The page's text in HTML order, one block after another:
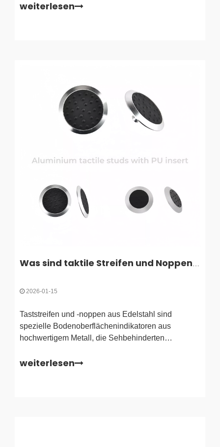
entwickelt. Da Ballungsräume immer dichter
weiterlesen
Was sind taktile Streifen und Noppen aus Edelstahl?
2026-01-15
Taststreifen und -noppen aus Edelstahl sind
spezielle Bodenoberflächenindikatoren aus
hochwertigem Metall, die Sehbehinderten
werden erhabene Muster wie abgestumpfte
weiterlesen